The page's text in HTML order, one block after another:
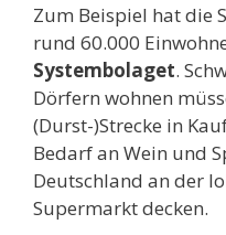
Zum Beispiel hat die
rund 60.000
Systembolaget.
Dörfern wohnen
(Durst-)Strecke in
Bedarf an Wein und
Deutschland an der
Supermarkt decken.